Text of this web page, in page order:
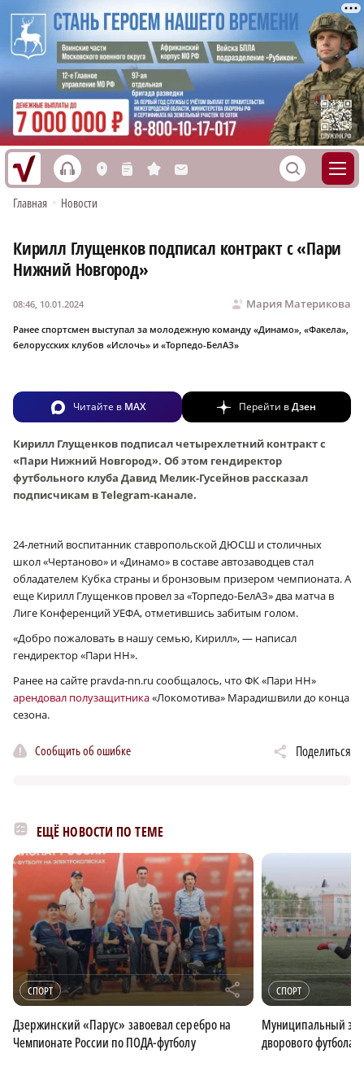
h L n s M S
Главная • Новости
Кирилл Глущенков подписал контракт с «Пари
Нижний Новгород»
Мария Материкова
08:46, 10.01.2024
Ранее спортсмен выступал за молодежную команду «Динамо», «Факела»,
белорусских клубов «Ислочь» и «Торпедо-БелАЗ»
Читайте в MAX Перейти вДзен
Кирилл Глущенков подписал четырехлетний контракт с
«Пари Нижний Новгород». Об этом гендиректор
футбольного клуба Давид Мелик-Гусейнов рассказал
подписчикам в Telegram-канале.
24-летний воспитанник ставропольской ДЮСШ и столичных
школ «Чертаново» и «Динамо» в составе автозаводцев стал
обладателем Кубка страны и бронзовым призером чемпионата. А
еще Кирилл Глущенков провел за «Торпедо-БелАЗ» два матча в
Лиге Конференций УЕФА, отметившись забитым голом.
«Добро пожаловать в нашу семью, Кирилл», — написал
гендиректор «Пари НН».
Ранее на сайте pravda-nn.ru сообщалось, что ФК «Пари НН»
арендовал полузащитника«Локомотива» Марадишвили до конца
сезона.
Сообщить об ошибке Поделиться
ЕЩЁ НОВОСТИ ПО ТЕМЕ
СПОРТ r
Дзержинский «Парус» завоевал серебро на
Чемпионате России по ПОДА-футболу
СПОРТ
Муниципальный
дворового футбола